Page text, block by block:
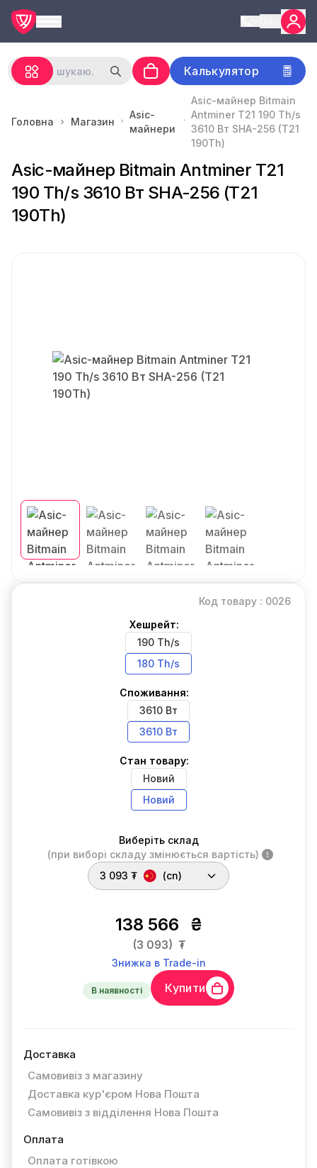
Калькулятор
Головна Магазин
Asic-
майнери
Asic-майнер Bitmain
Antminer T21 190 Th/s
3610 Вт SHA-256 (T21
190Th)
Asic-майнер Bitmain Antminer T21
190 Th/s 3610 Вт SHA-256 (T21
190Th)
Код товару : 0026
Хешрейт:
190 Th/s
180 Th/s
Споживання:
3610 Вт
3610 Вт
Стан товару:
Новий
Новий
Виберіть склад
(при виборі складу змінюється вартість)
3 093 ₮
(cn)
138 566 ₴
(3 093) ₮
Знижка в Trade-in
В наявності Купити
Доставка
Самовивіз з магазину
Доставка кур'єром Нова Пошта
Самовивіз з відділення Нова Пошта
Оплата
Оплата готівкою